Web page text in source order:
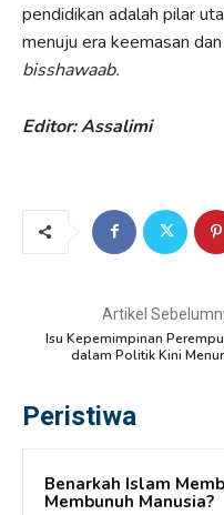
pendidikan adalah pilar
menuju era keemasan
bisshawaab.
Editor: Assalimi
Artikel
Isu Kepemimpinan
dalam Politik Kini
Peristiwa
Benarkah Islam
Membunuh Manusia?